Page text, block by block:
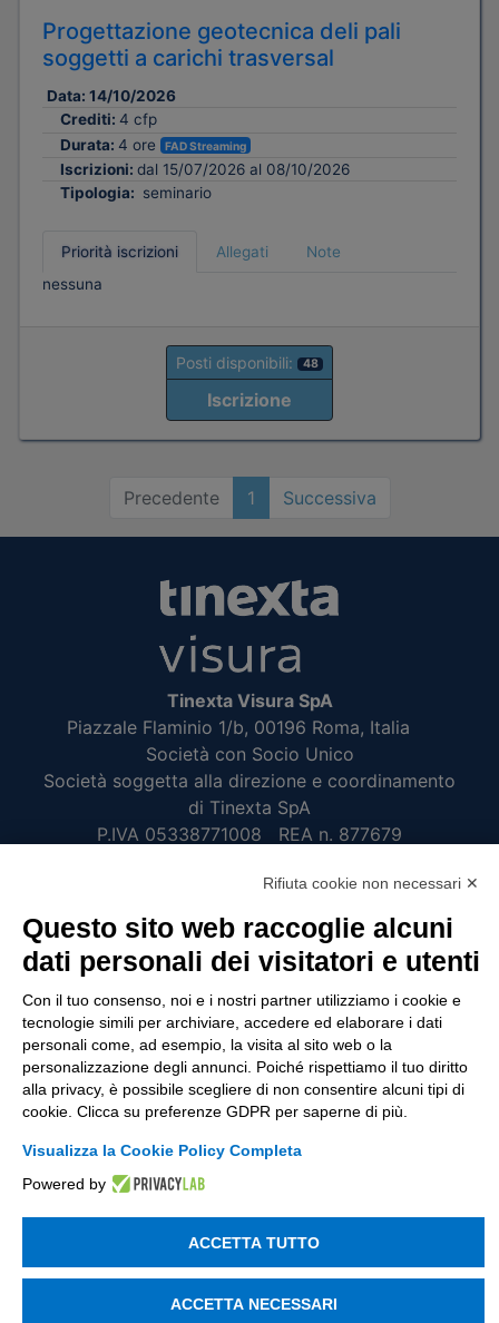
Progettazione geotecnica deli pali
soggetti a carichi trasversal
Data: 14/10/2026
Crediti: 4 cfp
Durata: 4 ore FAD Streaming
Iscrizioni: dal 15/07/2026 al 08/10/2026
Tipologia: seminario
Priorità iscrizioni Allegati
Note
nessuna
Posti disponibili: 48
Iscrizione
Precedente 1 Successiva
Tinexta Visura SpA
Piazzale Flaminio 1/b, 00196 Roma, Italia
Società con Socio Unico
Società soggetta alla direzione e coordinamento
di Tinexta SpA
P.IVA 05338771008 REA n. 877679
UTILITÀ
Recupero Password
POLICIES AND TERMS
Informativa cookie
© 2003 - 2026 Tinexta Visura S.p.A.
Rifiuta cookie non necessari ✕
Questo sito web raccoglie alcuni
dati personali dei visitatori e utenti
Con il tuo consenso, noi e i nostri partner utilizziamo i cookie e
tecnologie simili per archiviare, accedere ed elaborare i dati
personali come, ad esempio, la visita al sito web o la
personalizzazione degli annunci. Poiché rispettiamo il tuo diritto
alla privacy, è possibile scegliere di non consentire alcuni tipi di
cookie. Clicca su preferenze GDPR per saperne di più.
Visualizza la Cookie Policy Completa
Powered by
ACCETTA TUTTO
ACCETTA NECESSARI